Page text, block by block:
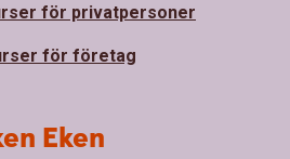
för privatpersoner
för företag
Eken